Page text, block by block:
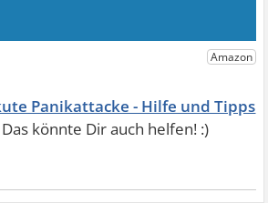
Panikattacke - Hilfe und Tipps